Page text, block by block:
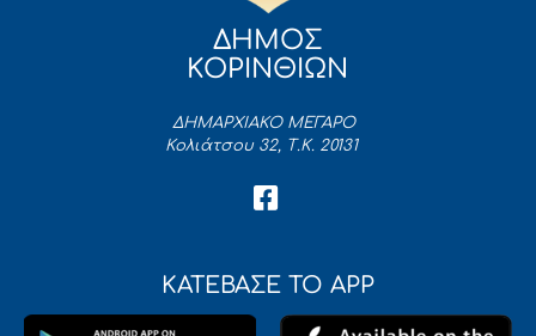
ΔΗΜΟΣ
ΚΟΡΙΝΘΙΩΝ
ΔΗΜΑΡΧΙΑΚΟ ΜΕΓΑΡΟ
Κολιάτσου 32, Τ.Κ. 20131
ΚΑΤΕΒΑΣΕ ΤΟ APP